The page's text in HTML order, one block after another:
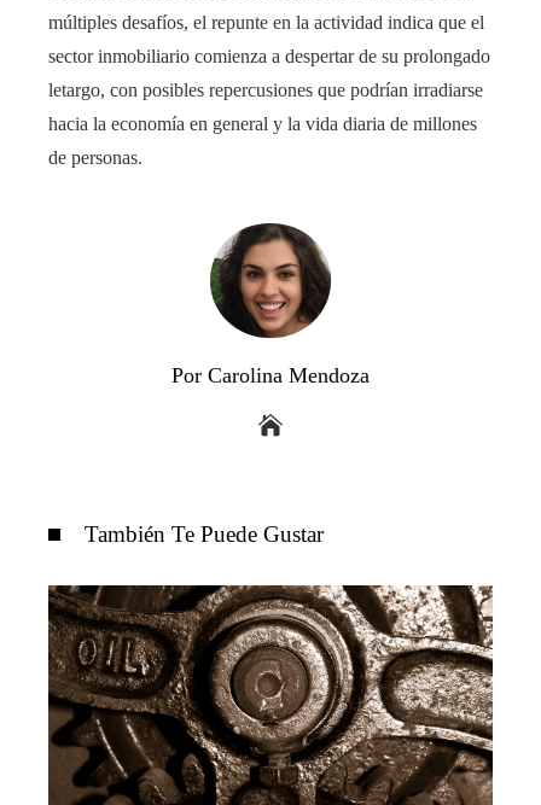
múltiples desafíos, el repunte en la actividad indica que el
sector inmobiliario comienza a despertar de su prolongado
letargo, con posibles repercusiones que podrían irradiarse
hacia la economía en general y la vida diaria de millones
de personas.
Por Carolina Mendoza
También Te Puede Gustar